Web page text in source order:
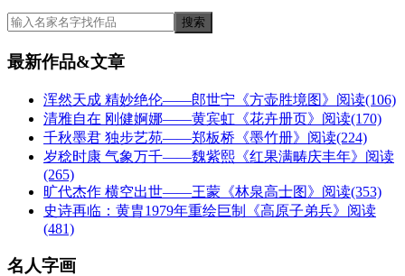
最新作品&文章
浑然天成 精妙绝伦——郎世宁《方壶胜境图》 阅读(106)
清雅自在 刚健婀娜——黄宾虹《花卉册页》 阅读(170)
千秋墨君 独步艺苑——郑板桥《墨竹册》 阅读(224)
岁稔时康 气象万千——魏紫熙《红果满畴庆丰年》 阅读
(265)
旷代杰作 横空出世——王蒙《林泉高士图》 阅读(353)
史诗再临：黄胄1979年重绘巨制《高原子弟兵》 阅读
(481)
名人字画